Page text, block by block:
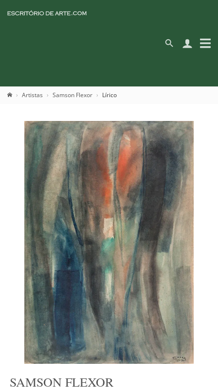
Artistas Samson Flexor Lírico
SAMSON FLEXOR